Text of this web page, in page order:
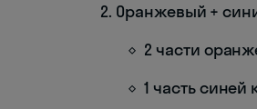
Оранжевый +
2 части
1 часть синей